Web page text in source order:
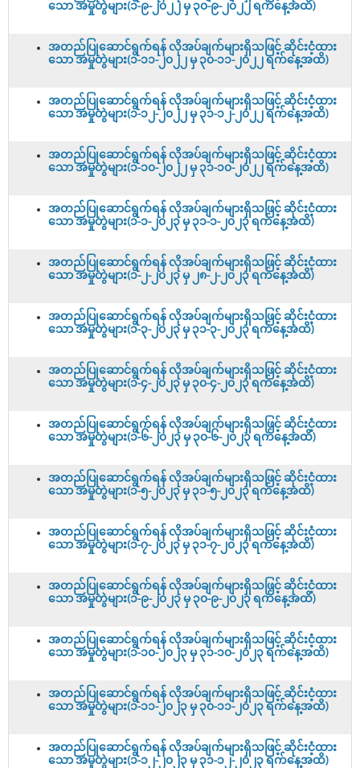
သော အမှုတွဲများ(၁-၉-၂၀၂၂ မှ ၃၀-၉-၂၀၂၂ ရက်နေ့အထိ)
အတည်ပြုဆောင်ရွက်ရန် လိုအပ်ချက်များရှိသဖြင့် ဆိုင်းငံ့ထား
သော အမှုတွဲများ(၁-၁၁-၂၀၂၂ မှ ၃၀-၁၁-၂၀၂၂ ရက်နေ့အထိ)
အတည်ပြုဆောင်ရွက်ရန် လိုအပ်ချက်များရှိသဖြင့် ဆိုင်းငံ့ထား
သော အမှုတွဲများ(၁-၁၂-၂၀၂၂ မှ ၃၁-၁၂-၂၀၂၂ ရက်နေ့အထိ)
အတည်ပြုဆောင်ရွက်ရန် လိုအပ်ချက်များရှိသဖြင့် ဆိုင်းငံ့ထား
သော အမှုတွဲများ(၁-၁၀-၂၀၂၂ မှ ၃၁-၁၀-၂၀၂၂ ရက်နေ့အထိ)
အတည်ပြုဆောင်ရွက်ရန် လိုအပ်ချက်များရှိသဖြင့် ဆိုင်းငံ့ထား
သော အမှုတွဲများ(၁-၁-၂၀၂၃ မှ ၃၁-၁-၂၀၂၃ ရက်နေ့အထိ)
အတည်ပြုဆောင်ရွက်ရန် လိုအပ်ချက်များရှိသဖြင့် ဆိုင်းငံ့ထား
သော အမှုတွဲများ(၁-၂-၂၀၂၃ မှ ၂၈-၂-၂၀၂၃ ရက်နေ့အထိ)
အတည်ပြုဆောင်ရွက်ရန် လိုအပ်ချက်များရှိသဖြင့် ဆိုင်းငံ့ထား
သော အမှုတွဲများ(၁-၃-၂၀၂၃ မှ ၃၁-၃-၂၀၂၃ ရက်နေ့အထိ)
အတည်ပြုဆောင်ရွက်ရန် လိုအပ်ချက်များရှိသဖြင့် ဆိုင်းငံ့ထား
သော အမှုတွဲများ(၁-၄-၂၀၂၃ မှ ၃၀-၄-၂၀၂၃ ရက်နေ့အထိ)
အတည်ပြုဆောင်ရွက်ရန် လိုအပ်ချက်များရှိသဖြင့် ဆိုင်းငံ့ထား
သော အမှုတွဲများ(၁-၆-၂၀၂၃ မှ ၃၀-၆-၂၀၂၃ ရက်နေ့အထိ)
အတည်ပြုဆောင်ရွက်ရန် လိုအပ်ချက်များရှိသဖြင့် ဆိုင်းငံ့ထား
သော အမှုတွဲများ(၁-၅-၂၀၂၃ မှ ၃၁-၅-၂၀၂၃ ရက်နေ့အထိ)
အတည်ပြုဆောင်ရွက်ရန် လိုအပ်ချက်များရှိသဖြင့် ဆိုင်းငံ့ထား
သော အမှုတွဲများ(၁-၇-၂၀၂၃ မှ ၃၁-၇-၂၀၂၃ ရက်နေ့အထိ)
အတည်ပြုဆောင်ရွက်ရန် လိုအပ်ချက်များရှိသဖြင့် ဆိုင်းငံ့ထား
သော အမှုတွဲများ(၁-၉-၂၀၂၃ မှ ၃၀-၉-၂၀၂၃ ရက်နေ့အထိ)
အတည်ပြုဆောင်ရွက်ရန် လိုအပ်ချက်များရှိသဖြင့် ဆိုင်းငံ့ထား
သော အမှုတွဲများ(၁-၁၀-၂၀၂၃ မှ ၃၁-၁၀-၂၀၂၃ ရက်နေ့အထိ)
အတည်ပြုဆောင်ရွက်ရန် လိုအပ်ချက်များရှိသဖြင့် ဆိုင်းငံ့ထား
သော အမှုတွဲများ(၁-၁၁-၂၀၂၃ မှ ၃၀-၁၁-၂၀၂၃ ရက်နေ့အထိ)
အတည်ပြုဆောင်ရွက်ရန် လိုအပ်ချက်များရှိသဖြင့် ဆိုင်းငံ့ထား
သော အမှုတွဲများ(၁-၁၂-၂၀၂၃ မှ ၃၁-၁၂-၂၀၂၃ ရက်နေ့အထိ)